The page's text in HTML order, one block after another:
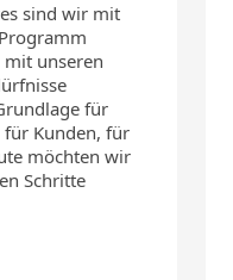
sind wir mit
unseren
für
Kunden, für
möchten wir
Schritte